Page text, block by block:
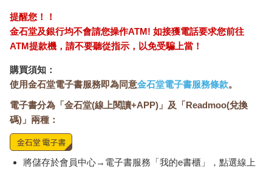
提醒您！！
金石堂及銀行均不會請您操作ATM! 如接獲電話要求您前往
ATM提款機，請不要聽從指示，以免受騙上當！
購買須知：
使用金石堂電子書服務即為同意金石堂電子書服務條款。
電子書分為「金石堂(線上閱讀+APP)」及「Readmoo(兌換
碼)」兩種：
將儲存於會員中心→電子書服務「我的e書櫃」，點選線上